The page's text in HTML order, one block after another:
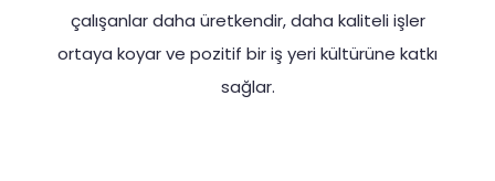
çalışanlar daha üretkendir, daha kaliteli işler
ortaya koyar ve pozitif bir iş yeri kültürüne katkı
sağlar.